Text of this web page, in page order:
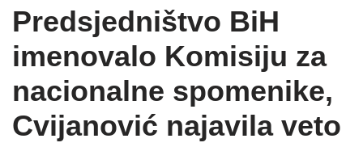
Predsjedništvo BiH
imenovalo Komisiju za
nacionalne spomenike,
Cvijanović najavila veto